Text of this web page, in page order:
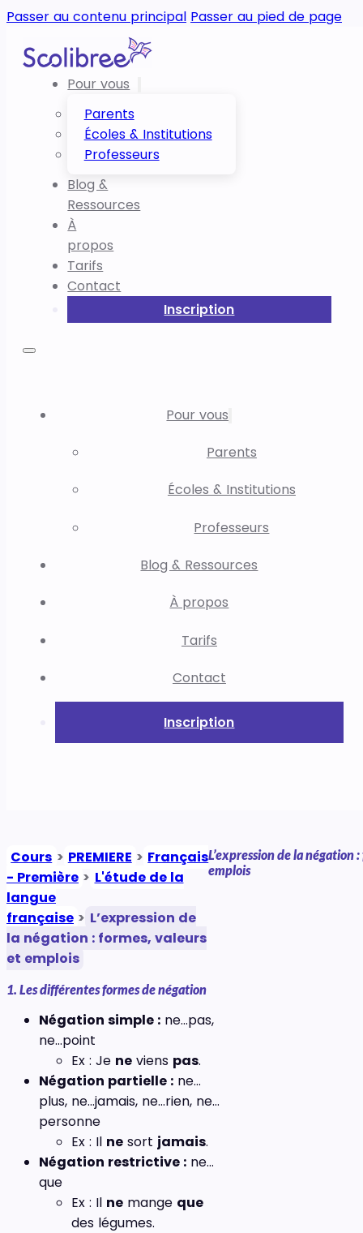
Passer au contenu principal Passer au pied de page
Pour vous
Parents
Écoles & Institutions
Professeurs
Blog &
Ressources
À
propos
Tarifs
Contact
Inscription
Pour vous
Parents
Écoles & Institutions
Professeurs
Blog & Ressources
À propos
Tarifs
Contact
Inscription
Cours > PREMIERE > Français
- Première > L'étude de la
langue
française > L’expression de
la négation : formes, valeurs
et emplois
L’expression de la négation
emplois
1. Les différentes formes de négation
Négation simple : ne…pas,
ne…point
Ex : Je ne viens pas.
Négation partielle : ne…
plus, ne…jamais, ne…rien, ne…
personne
Ex : Il ne sort jamais.
Négation restrictive : ne…
que
Ex : Il ne mange que
des légumes.